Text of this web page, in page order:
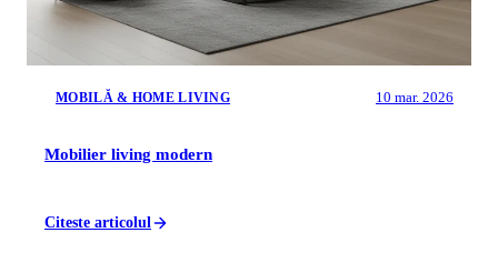
MOBILĂ & HOME LIVING 10 mar. 2026
Mobilier living modern
Citeste articolul